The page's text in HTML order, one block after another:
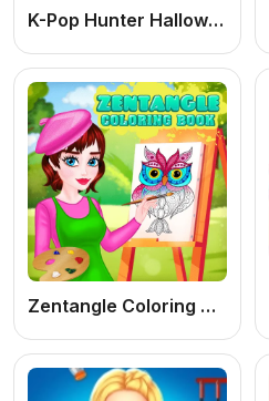
K-Pop Hunter Halloween Fashion: Jogo de Meninas Online Grátis de Moda e Vestir
Zentangle Coloring Book